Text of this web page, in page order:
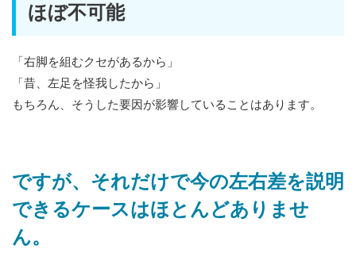
ほぼ不可能
「右脚を組むクセがあるから」
「昔、左足を怪我したから」
もちろん、そうした要因が影響していることはあります。
ですが、それだけで今の左右差を説明
できるケースはほとんどありませ
ん。